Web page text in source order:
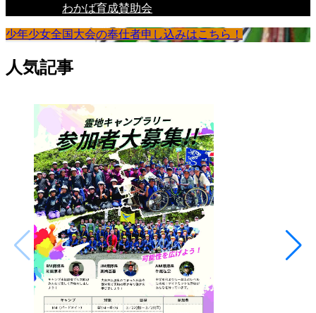
わかば育成賛助会
少年少女全国大会の奉仕者申し込みはこちら！
人気記事